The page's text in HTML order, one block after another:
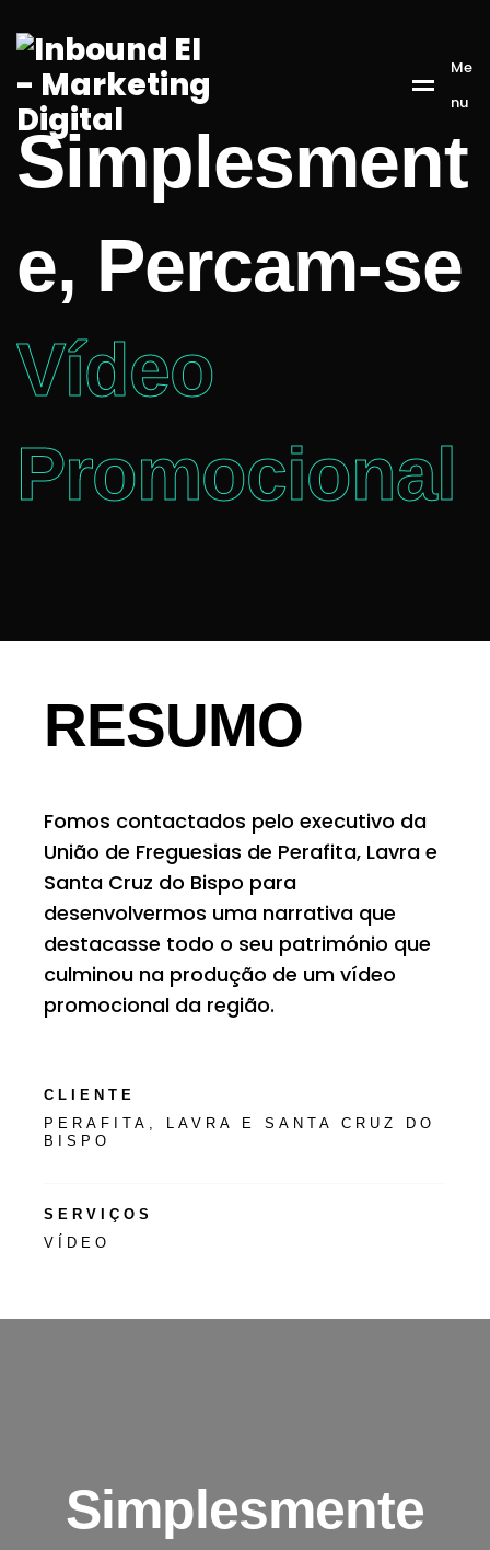
Me
nu
Simplesment
e, Percam-se
Vídeo
Promocional
RESUMO
Fomos contactados pelo executivo da
União de Freguesias de Perafita, Lavra e
Santa Cruz do Bispo para
desenvolvermos uma narrativa que
destacasse todo o seu património que
culminou na produção de um vídeo
promocional da região.
CLIENTE
PERAFITA, LAVRA E SANTA CRUZ DO
BISPO
SERVIÇOS
VÍDEO
Simplesmente